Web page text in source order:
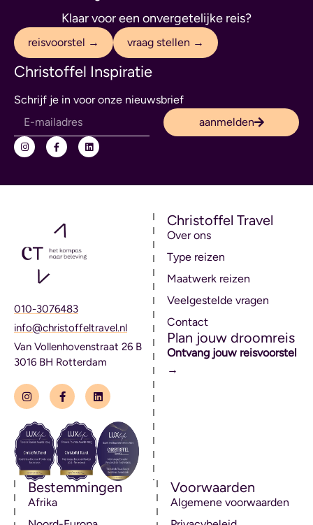
Klaar voor een onvergetelijke reis?
reisvoorstel → vraag stellen →
Christoffel Inspiratie
Schrijf je in voor onze nieuwsbrief
aanmelden
010-3076483
info@christoffeltravel.nl
Van Vollenhovenstraat 26 B
3016 BH Rotterdam
Christoffel Travel
Over ons
Type reizen
Maatwerk reizen
Veelgestelde vragen
Contact
Plan jouw droomreis
Ontvang jouw reisvoorstel
→
Bestemmingen
Afrika
Voorwaarden
Algemene voorwaarden